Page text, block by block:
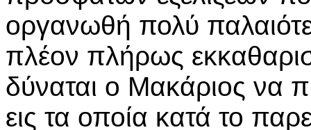
οργανωθή πολύ
πλέον πλήρως
δύναται ο Μακάριος να
εις τα οποία κατά το